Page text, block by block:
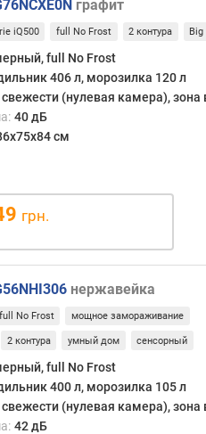
графит
iQ500 full No Frost 2 контура Big
full No Frost
406 л, морозилка 120 л
свежести (нулевая камера),
40 дБ
см
грн.
нержавейка
full No Frost мощное замораживание
2 контура умный дом сенсорный
full No Frost
400 л, морозилка 105 л
свежести (нулевая камера), зона
42 дБ